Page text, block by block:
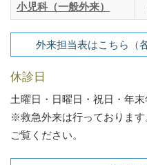
小児科（一般外来）
外来担当表はこちら（
休診日
土曜日・日曜日・祝日・年末
※救急外来は行っております
ご覧ください。